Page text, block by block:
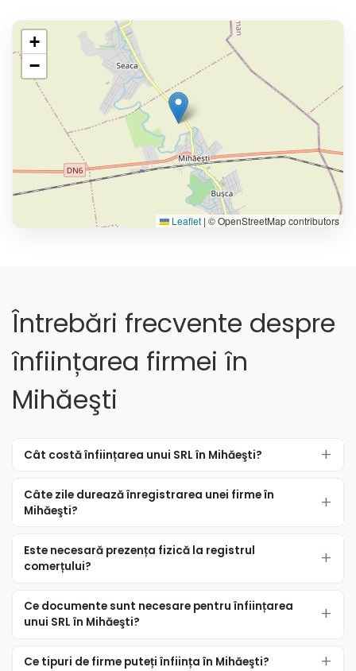
+
−
Leaflet | © OpenStreetMap contributors
Întrebări frecvente despre
înființarea firmei în
Mihăeşti
Cât costă înființarea unui SRL în Mihăeşti?
Câte zile durează înregistrarea unei firme în
Mihăeşti?
Este necesară prezența fizică la registrul
comerțului?
Ce documente sunt necesare pentru înființarea
unui SRL în Mihăeşti?
Ce tipuri de firme puteți înființa în Mihăeşti?